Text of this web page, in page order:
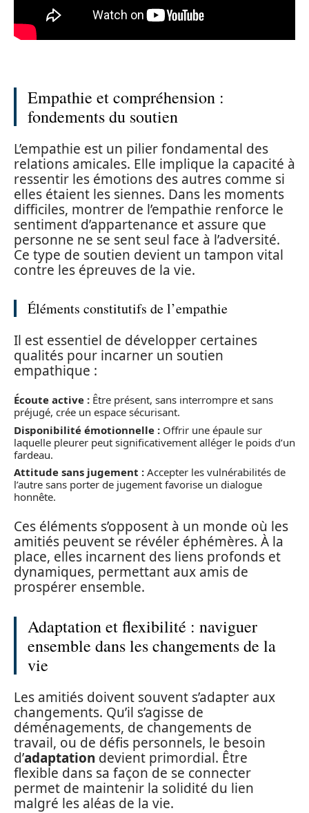
Empathie et compréhension :
fondements du soutien
L’empathie est un pilier fondamental des
relations amicales. Elle implique la capacité à
ressentir les émotions des autres comme si
elles étaient les siennes. Dans les moments
difficiles, montrer de l’empathie renforce le
sentiment d’appartenance et assure que
personne ne se sent seul face à l’adversité.
Ce type de soutien devient un tampon vital
contre les épreuves de la vie.
Éléments constitutifs de l’empathie
Il est essentiel de développer certaines
qualités pour incarner un soutien
empathique :
Écoute active : Être présent, sans interrompre et sans
préjugé, crée un espace sécurisant.
Disponibilité émotionnelle : Offrir une épaule sur
laquelle pleurer peut significativement alléger le poids d’un
fardeau.
Attitude sans jugement : Accepter les vulnérabilités de
l’autre sans porter de jugement favorise un dialogue
honnête.
Ces éléments s’opposent à un monde où les
amitiés peuvent se révéler éphémères. À la
place, elles incarnent des liens profonds et
dynamiques, permettant aux amis de
prospérer ensemble.
Adaptation et flexibilité : naviguer
ensemble dans les changements de la
vie
Les amitiés doivent souvent s’adapter aux
changements. Qu’il s’agisse de
déménagements, de changements de
travail, ou de défis personnels, le besoin
d’adaptation devient primordial. Être
flexible dans sa façon de se connecter
permet de maintenir la solidité du lien
malgré les aléas de la vie.